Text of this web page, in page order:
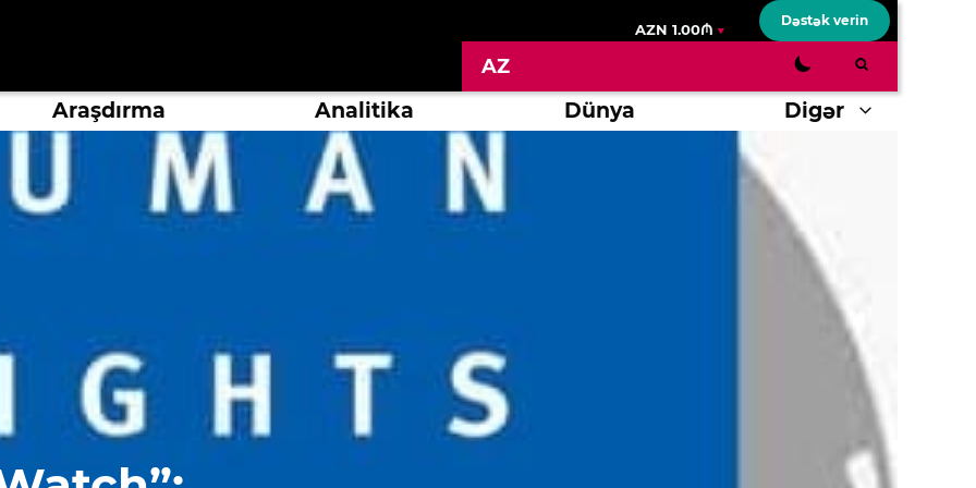
AZN 1.00₼
Dəstək verin
AZ
Araşdırma Analitika Dünya Digər